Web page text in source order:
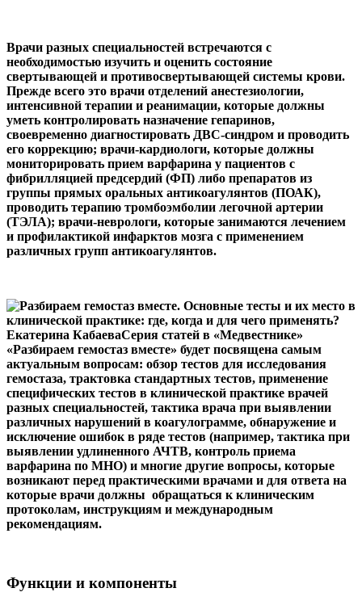
Врачи разных специальностей встречаются с
необходимостью изучить и оценить состояние
свертывающей и противосвертывающей системы крови.
Прежде всего это врачи отделений анестезиологии,
интенсивной терапии и реанимации, которые должны
уметь контролировать назначение гепаринов,
своевременно диагностировать ДВС-синдром и проводить
его коррекцию; врачи-кардиологи, которые должны
мониторировать прием варфарина у пациентов с
фибрилляцией предсердий (ФП) либо препаратов из
группы прямых оральных антикоагулянтов (ПОАК),
проводить терапию тромбоэмболии легочной артерии
(ТЭЛА); врачи-неврологи, которые занимаются лечением
и профилактикой инфарктов мозга с применением
различных групп антикоагулянтов.
Екатерина КабаеваСерия статей в «Медвестнике»
«Разбираем гемостаз вместе» будет посвящена самым
актуальным вопросам: обзор тестов для исследования
гемостаза, трактовка стандартных тестов, применение
специфических тестов в клинической практике врачей
разных специальностей, тактика врача при выявлении
различных нарушений в коагулограмме, обнаружение и
исключение ошибок в ряде тестов (например, тактика при
выявлении удлиненного АЧТВ, контроль приема
варфарина по МНО) и многие другие вопросы, которые
возникают перед практическими врачами и для ответа на
которые врачи должны обращаться к клиническим
протоколам, инструкциям и международным
рекомендациям.
Функции и компоненты